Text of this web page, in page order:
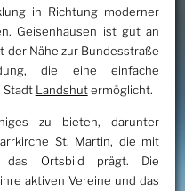
in Richtung moderner
Geisenhausen ist gut an
der Nähe zur Bundesstraße
die eine einfache
Stadt Landshutermöglicht.
zu bieten, darunter
St. Martin, die mit
das Ortsbild prägt. Die
aktiven Vereine und das